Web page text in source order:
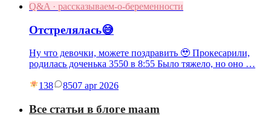
Q&A · рассказываем-о-беременности
Отстрелялась😅
Ну что девочки, можете поздравить 🥹 Прокесарили,
родилась доченька 3550 в 8:55 Было тяжело, но оно …
138 8507 apr 2026
Все статьи в блоге maam